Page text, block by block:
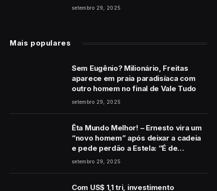
setembro 29, 2025
Mais populares
Sem Eugênio? Milionário, Freitas
aparece em praia paradisíaca com
outro homem no final de Vale Tudo
setembro 29, 2025
Êta Mundo Melhor! – Ernesto vira um
“novo homem” após deixar a cadeia
e pede perdão a Estela: “É de
coração”
setembro 29, 2025
Com US$ 1,1 tri, investimento